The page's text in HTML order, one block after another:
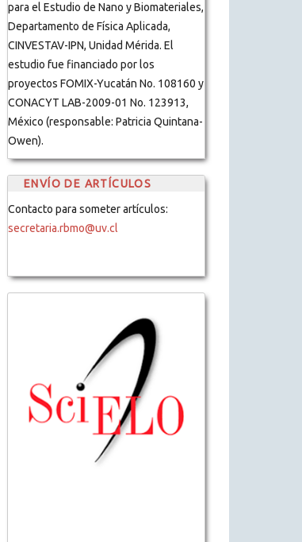
para el Estudio de Nano y Biomateriales,
Departamento de Física Aplicada,
CINVESTAV-IPN, Unidad Mérida. El
estudio fue financiado por los
proyectos FOMIX-Yucatán No. 108160 y
CONACYT LAB-2009-01 No. 123913,
México (responsable: Patricia Quintana-
Owen).
ENVÍO DE ARTÍCULOS
Contacto para someter artículos:
secretaria.rbmo@uv.cl